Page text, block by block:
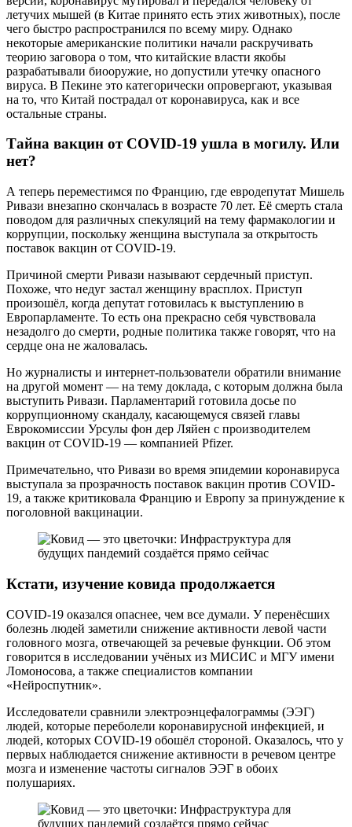
летучих мышей (в Китае принято есть этих животных), после
чего быстро распространился по всему миру. Однако
некоторые американские политики начали раскручивать
теорию заговора о том, что китайские власти якобы
разрабатывали биооружие, но допустили утечку опасного
вируса. В Пекине это категорически опровергают, указывая
на то, что Китай пострадал от коронавируса, как и все
остальные страны.
Тайна вакцин от COVID-19 ушла в могилу. Или
нет?
А теперь переместимся по Францию, где евродепутат Мишель
Ривази внезапно скончалась в возрасте 70 лет. Её смерть стала
поводом для различных спекуляций на тему фармакологии и
коррупции, поскольку женщина выступала за открытость
поставок вакцин от COVID-19.
Причиной смерти Ривази называют сердечный приступ.
Похоже, что недуг застал женщину врасплох. Приступ
произошёл, когда депутат готовилась к выступлению в
Европарламенте. То есть она прекрасно себя чувствовала
незадолго до смерти, родные политика также говорят, что на
сердце она не жаловалась.
Но журналисты и интернет-пользователи обратили внимание
на другой момент — на тему доклада, с которым должна была
выступить Ривази. Парламентарий готовила досье по
коррупционному скандалу, касающемуся связей главы
Еврокомиссии Урсулы фон дер Ляйен с производителем
вакцин от COVID-19 — компанией Pfizer.
Примечательно, что Ривази во время эпидемии коронавируса
выступала за прозрачность поставок вакцин против COVID-
19, а также критиковала Францию и Европу за принуждение к
поголовной вакцинации.
Кстати, изучение ковида продолжается
COVID-19 оказался опаснее, чем все думали. У перенёсших
болезнь людей заметили снижение активности левой части
головного мозга, отвечающей за речевые функции. Об этом
говорится в исследовании учёных из МИСИС и МГУ имени
Ломоносова, а также специалистов компании
«Нейроспутник».
Исследователи сравнили электроэнцефалограммы (ЭЭГ)
людей, которые переболели коронавирусной инфекцией, и
людей, которых COVID-19 обошёл стороной. Оказалось, что у
первых наблюдается снижение активности в речевом центре
мозга и изменение частоты сигналов ЭЭГ в обоих
полушариях.